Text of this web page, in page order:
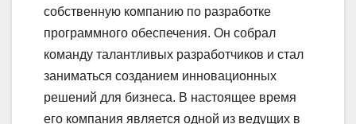
собственную компанию по разработке
программного обеспечения. Он собрал
команду талантливых разработчиков и стал
заниматься созданием инновационных
решений для бизнеса. В настоящее время
его компания является одной из ведущих в